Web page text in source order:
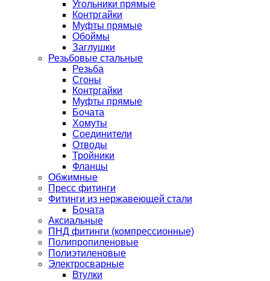
Угольники прямые
Контргайки
Муфты прямые
Обоймы
Заглушки
Резьбовые стальные
Резьба
Сгоны
Контргайки
Муфты прямые
Бочата
Хомуты
Соединители
Отводы
Тройники
Фланцы
Обжимные
Пресс фитинги
Фитинги из нержавеющей стали
Бочата
Аксиальные
ПНД фитинги (компрессионные)
Полипропиленовые
Полиэтиленовые
Электросварные
Втулки